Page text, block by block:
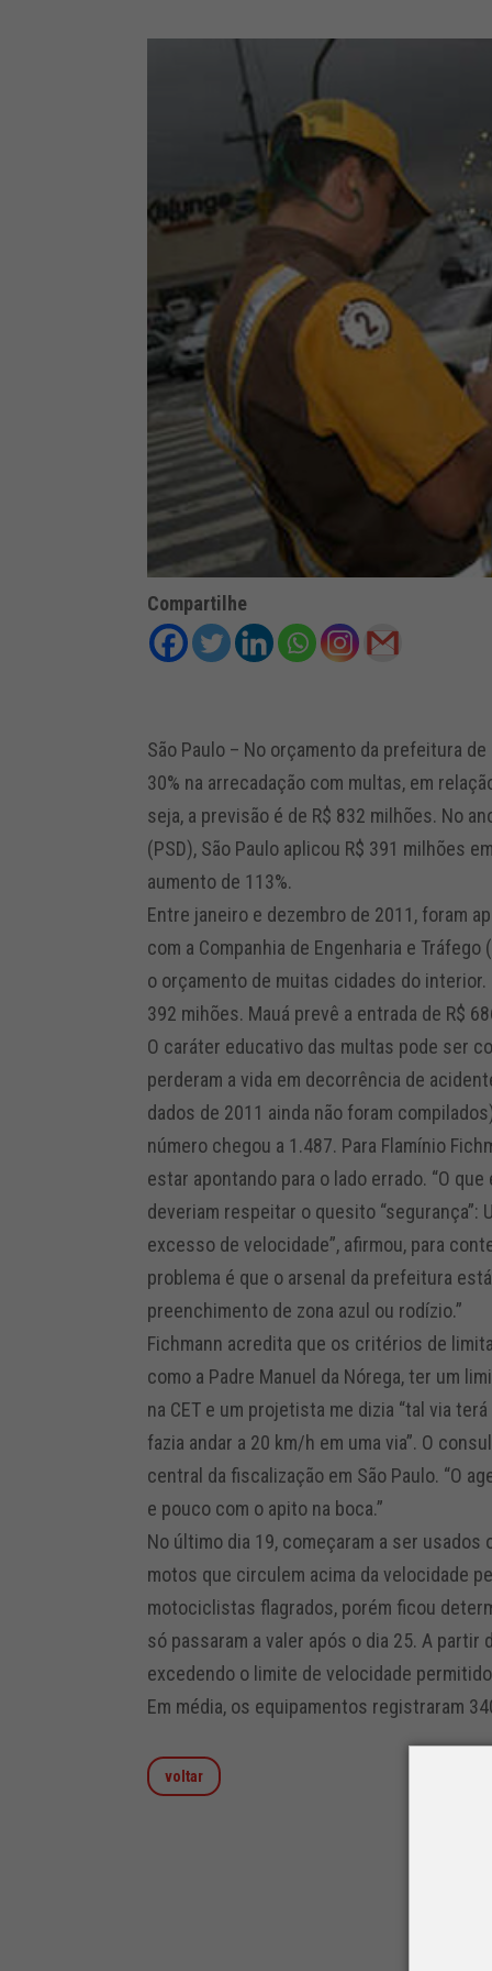
Compartilhe
São Paulo – No orçamento da prefeitura
30% na arrecadação com multas, em
seja, a previsão é de R$ 832 milhões. No
(PSD), São Paulo aplicou R$ 391 milhões
aumento de 113%.
Entre janeiro e dezembro de 2011, foram
com a Companhia de Engenharia e
o orçamento de muitas cidades do
392 mihões. Mauá prevê a entrada de R$
O caráter educativo das multas pode ser
perderam a vida em decorrência de
dados de 2011 ainda não foram
número chegou a 1.487. Para Flamínio
estar apontando para o lado errado. “O
deveriam respeitar o quesito
excesso de velocidade”, afirmou, para
problema é que o arsenal da prefeitura
preenchimento de zona azul ou rodízio.”
Fichmann acredita que os critérios de
como a Padre Manuel da Nórega, ter um
na CET e um projetista me dizia “tal via
fazia andar a 20 km/h em uma via”. O
central da fiscalização em São Paulo. “O
e pouco com o apito na boca.”
No último dia 19, começaram a ser usados
motos que circulem acima da velocidade
motociclistas flagrados, porém ficou
só passaram a valer após o dia 25. A
excedendo o limite de velocidade
Em média, os equipamentos registraram
voltar